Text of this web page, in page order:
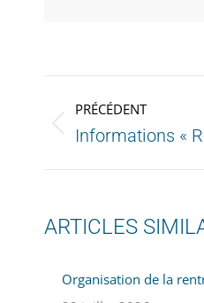
PRÉCÉDENT
Informations «
ARTICLES
Organisation de la